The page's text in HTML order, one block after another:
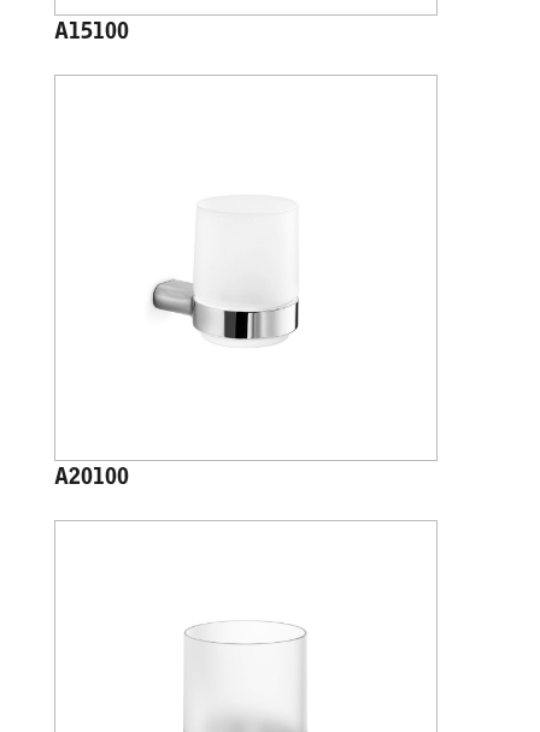
A15100
A20100